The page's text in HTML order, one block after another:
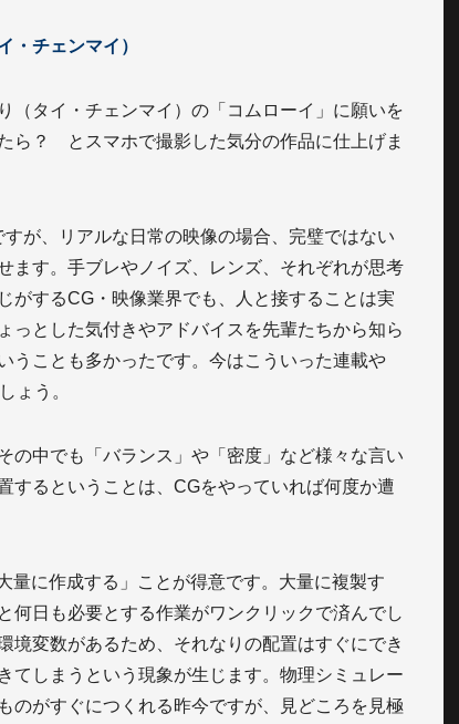
・チェンマイ）
（タイ・チェンマイ）の「コムローイ」に願いを
ら？ とスマホで撮影した気分の作品に仕上げま
が、リアルな日常の映像の場合、完璧ではない
ます。手ブレやノイズ、レンズ、それぞれが思考
がするCG・映像業界でも、人と接することは実
っとした気付きやアドバイスを先輩たちから知ら
うことも多かったです。今はこういった連載や
ょう。
の中でも「バランス」や「密度」など様々な言い
するということは、CGをやっていれば何度か遭
量に作成する」ことが得意です。大量に複製す
何日も必要とする作業がワンクリックで済んでし
境変数があるため、それなりの配置はすぐにでき
てしまうという現象が生じます。物理シミュレー
のがすぐにつくれる昨今ですが、見どころを見極